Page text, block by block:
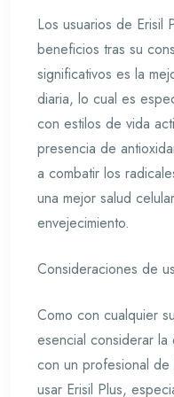
Los usuarios de Erisil
beneficios tras su
significativos es la
diaria, lo cual es
con estilos de vida
presencia de
a combatir los
una mejor salud
envejecimiento.
Consideraciones de
Como con cualquier
esencial considerar
con un profesional
usar Erisil Plus,